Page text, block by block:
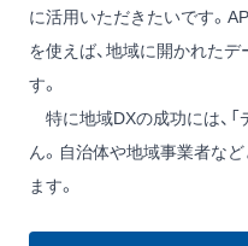
に活用いただきたいです。
を使えば、地域に開かれた
す。
特に地域DXの成功には、
ん。自治体や地域事業者な
ます。